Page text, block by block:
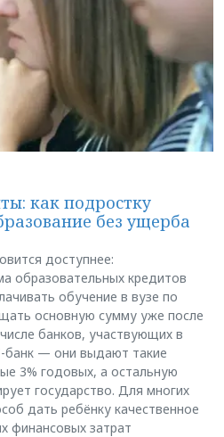
как подростку
без ущерба
доступнее:
образовательных кредитов
обучение в вузе по
основную сумму уже после
банков, участвующих в
— они выдают такие
3% годовых, а остальную
государство. Для многих
дать ребёнку качественное
финансовых затрат